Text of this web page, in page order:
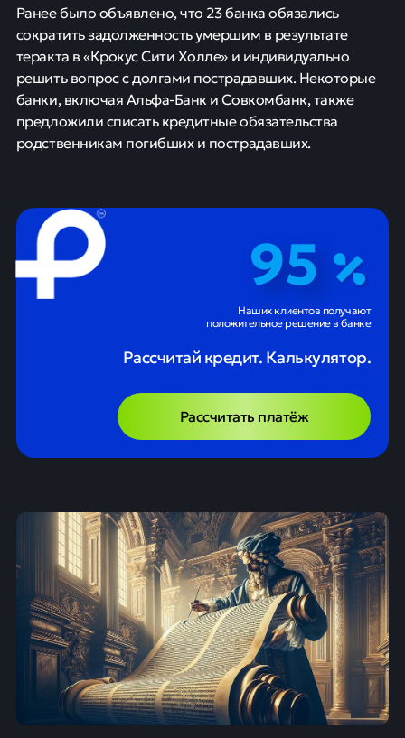
Ранее было объявлено, что 23 банка обязались
сократить задолженность умершим в результате
теракта в «Крокус Сити Холле» и индивидуально
решить вопрос с долгами пострадавших. Некоторые
банки, включая Альфа-Банк и Совкомбанк, также
предложили списать кредитные обязательства
родственникам погибших и пострадавших.
95
Наших клиентов получают
положительное решение в банке
Рассчитай кредит. Калькулятор.
Рассчитать платёж